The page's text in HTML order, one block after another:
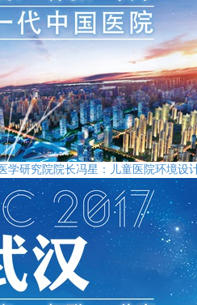
学研究院院长冯星：儿童医院环境设